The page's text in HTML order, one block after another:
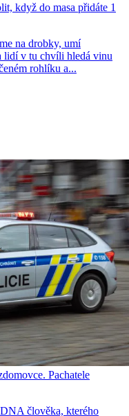
když do masa přidáte 1
na drobky, umí
lidí v tu chvíli hledá vinu
rohlíku a...
Pachatele
člověka, kterého